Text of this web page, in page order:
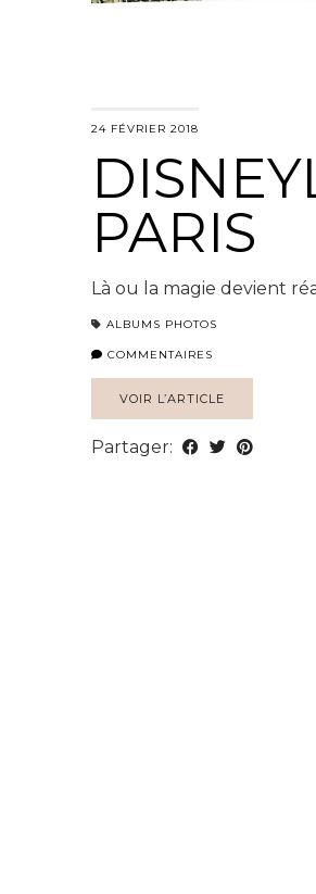
24 FÉVRIER 2018
PARIS
Là ou la magie devient
ALBUMS PHOTOS
COMMENTAIRES
VOIR L’ARTICLE
Partager: